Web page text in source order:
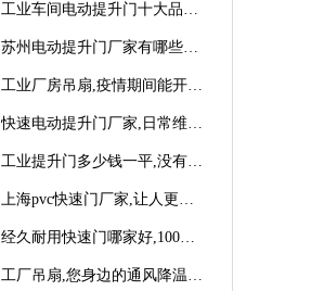
工业车间电动提升门十大品牌
【广州奇翔】
苏州电动提升门厂家有哪些优
势特点呢？-广州奇翔
工业厂房吊扇,疫情期间能开空
调吗?【广州奇翔】
快速电动提升门厂家,日常维保
小技巧！【广州奇翔】
工业提升门多少钱一平,没有中
间商差价放心选购【广州奇
翔】
上海pvc快速门厂家,让人更安
心-广州奇翔
经久耐用快速门哪家好,100万
次连续开启设计【广州奇翔】
工厂吊扇,您身边的通风降温专